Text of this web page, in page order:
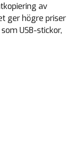
av
ger högre priser
USB-stickor,